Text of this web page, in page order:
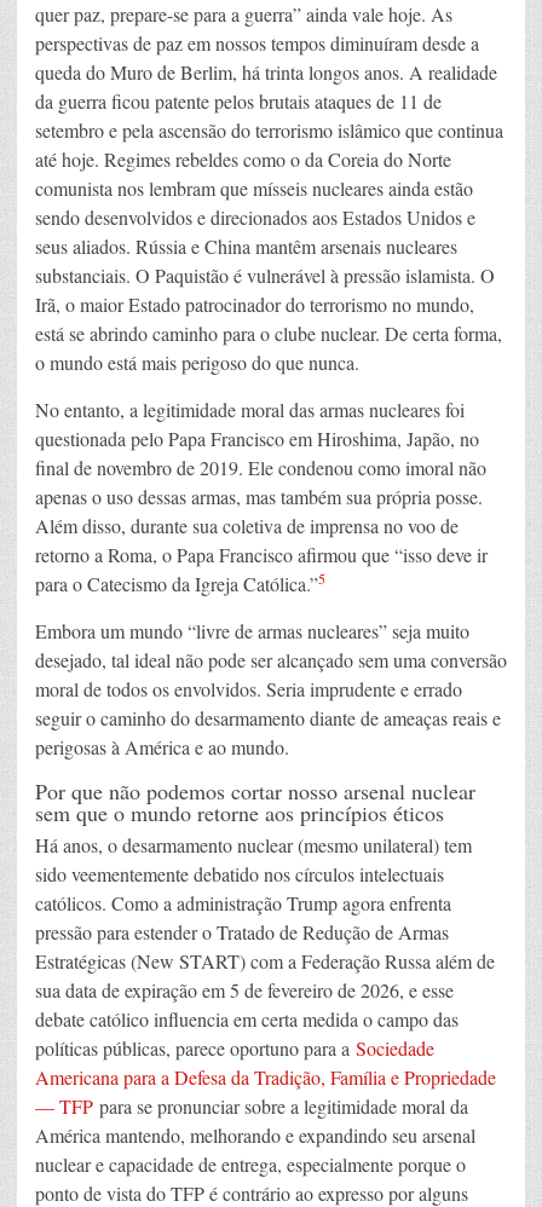
quer paz, prepare-se para a guerra” ainda vale hoje. As
perspectivas de paz em nossos tempos diminuíram desde a
queda do Muro de Berlim, há trinta longos anos. A realidade
da guerra ficou patente pelos brutais ataques de 11 de
setembro e pela ascensão do terrorismo islâmico que continua
até hoje. Regimes rebeldes como o da Coreia do Norte
comunista nos lembram que mísseis nucleares ainda estão
sendo desenvolvidos e direcionados aos Estados Unidos e
seus aliados. Rússia e China mantêm arsenais nucleares
substanciais. O Paquistão é vulnerável à pressão islamista. O
Irã, o maior Estado patrocinador do terrorismo no mundo,
está se abrindo caminho para o clube nuclear. De certa forma,
o mundo está mais perigoso do que nunca.
No entanto, a legitimidade moral das armas nucleares foi
questionada pelo Papa Francisco em Hiroshima, Japão, no
final de novembro de 2019. Ele condenou como imoral não
apenas o uso dessas armas, mas também sua própria posse.
Além disso, durante sua coletiva de imprensa no voo de
retorno a Roma, o Papa Francisco afirmou que “isso deve ir
para o Catecismo da Igreja Católica.”5
Embora um mundo “livre de armas nucleares” seja muito
desejado, tal ideal não pode ser alcançado sem uma conversão
moral de todos os envolvidos. Seria imprudente e errado
seguir o caminho do desarmamento diante de ameaças reais e
perigosas à América e ao mundo.
Por que não podemos cortar nosso arsenal nuclear
sem que o mundo retorne aos princípios éticos
Há anos, o desarmamento nuclear (mesmo unilateral) tem
sido veementemente debatido nos círculos intelectuais
católicos. Como a administração Trump agora enfrenta
pressão para estender o Tratado de Redução de Armas
Estratégicas (New START) com a Federação Russa além de
sua data de expiração em 5 de fevereiro de 2026, e esse
debate católico influencia em certa medida o campo das
políticas públicas, parece oportuno para a Sociedade
Americana para a Defesa da Tradição, Família e Propriedade
— TFP para se pronunciar sobre a legitimidade moral da
América mantendo, melhorando e expandindo seu arsenal
nuclear e capacidade de entrega, especialmente porque o
ponto de vista do TFP é contrário ao expresso por alguns